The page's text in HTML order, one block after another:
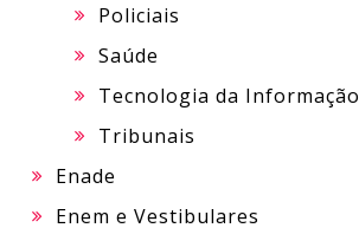
Policiais
Saúde
Tecnologia da Informação
Tribunais
Enade
Enem e Vestibulares